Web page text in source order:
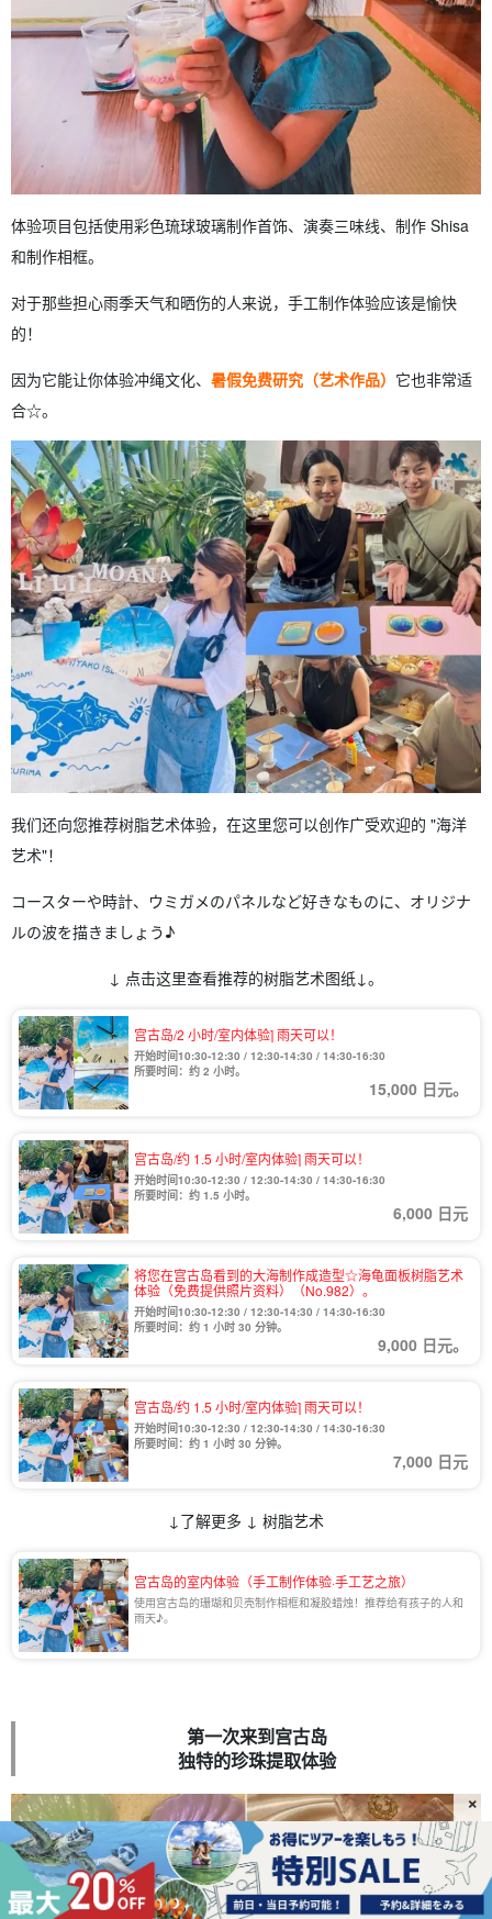
体验项目包括使用彩色琉球玻璃制作首饰、演奏三味线、制作 Shisa
和制作相框。
对于那些担心雨季天气和晒伤的人来说，手工制作体验应该是愉快
的！
因为它能让你体验冲绳文化、 暑假免费研究（艺术作品） 它也非常适
合☆。
我们还向您推荐树脂艺术体验，在这里您可以创作广受欢迎的 "海洋
艺术"！
コースターや時計、ウミガメのパネルなど好きなものに、オリジナ
ルの波を描きましょう♪
↓ 点击这里查看推荐的树脂艺术图纸↓。
宫古岛/2 小时/室内体验] 雨天可以！
开始时间10:30-12:30 / 12:30-14:30 / 14:30-16:30
所要时间：约 2 小时。
15,000 日元。
宫古岛/约 1.5 小时/室内体验] 雨天可以！
开始时间10:30-12:30 / 12:30-14:30 / 14:30-16:30
所要时间：约 1.5 小时。
6,000 日元
将您在宫古岛看到的大海制作成造型☆海龟面板树脂艺术
体验（免费提供照片资料）（No.982）。
开始时间10:30-12:30 / 12:30-14:30 / 14:30-16:30
所要时间：约 1 小时 30 分钟。
9,000 日元。
宫古岛/约 1.5 小时/室内体验] 雨天可以！
开始时间10:30-12:30 / 12:30-14:30 / 14:30-16:30
所要时间：约 1 小时 30 分钟。
7,000 日元
↓了解更多 ↓ 树脂艺术
宫古岛的室内体验（手工制作体验·手工艺之旅）
使用宫古岛的珊瑚和贝壳制作相框和凝胶蜡烛！推荐给有孩子的人和
雨天♪。
第一次来到宫古岛
独特的珍珠提取体验
×